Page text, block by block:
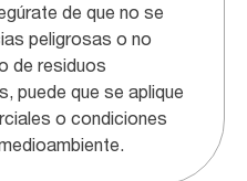
de que no se
peligrosas o no
de residuos
puede que se aplique
o condiciones